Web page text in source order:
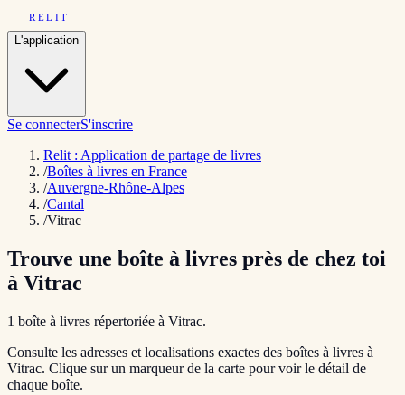
RELIT
L'application
Se connecterS'inscrire
Relit : Application de partage de livres
/Boîtes à livres en France
/Auvergne-Rhône-Alpes
/Cantal
/Vitrac
Trouve une boîte à livres près de chez toi
à Vitrac
1 boîte à livres répertoriée à Vitrac.
Consulte les adresses et localisations exactes des boîtes à livres à
Vitrac. Clique sur un marqueur de la carte pour voir le détail de
chaque boîte.